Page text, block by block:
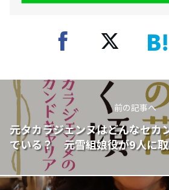
前の記事へ
元タカラジェンヌはどんなセカ
でいる？ 元雪組娘役が9人に